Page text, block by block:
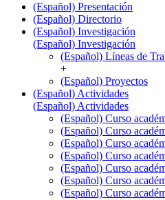
(Español) Presentación
(Español) Directorio
(Español) Investigación
(Español) Investigación
(Español) Líneas de
+
(Español) Proyectos
(Español) Actividades
(Español) Actividades
(Español) Curso
(Español) Curso
(Español) Curso
(Español) Curso
(Español) Curso
(Español) Curso
(Español) Curso